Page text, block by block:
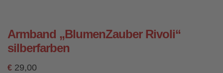
Armband „BlumenZauber Rivoli“
silberfarben
€ 29,00